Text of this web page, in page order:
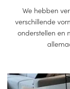
We hebben
verschillende
onderstellen en